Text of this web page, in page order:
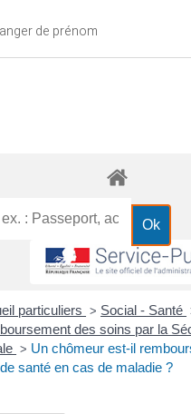
de prénom
particuliers > Social - Santé
des soins par la
> Un chômeur est-il
santé en cas de maladie ?